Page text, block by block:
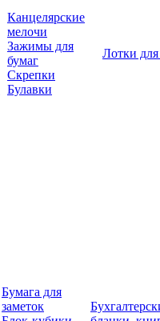
Канцелярские
мелочи
Зажимы для
бумаг
Скрепки
Булавки
Лотки
Бумага для
заметок